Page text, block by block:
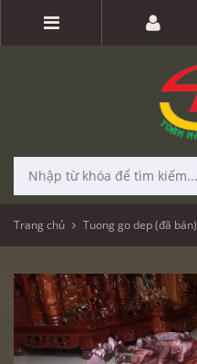
Trang chủ Tuong go dep (đã bán)